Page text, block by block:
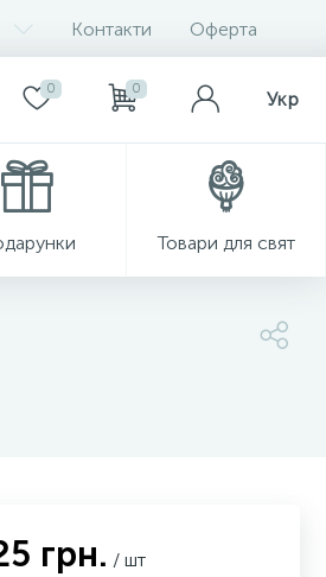
Контакти Оферта
0 0 Укр
Товари для свят
грн. / шт